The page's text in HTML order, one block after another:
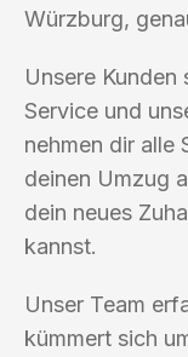
Würzburg,
Unsere Kunden
Service und
nehmen dir alle
deinen Umzug
dein neues
kannst.
Unser Team
kümmert sich